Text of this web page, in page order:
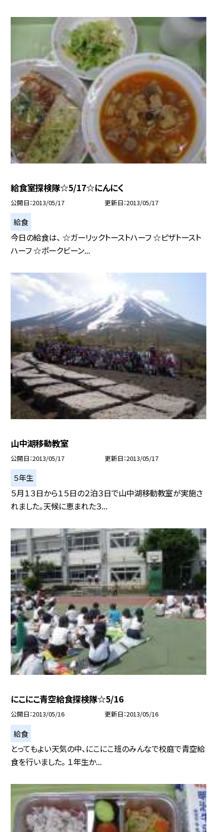
給食室探検隊☆5/17☆にんにく
公開日 2013/05/17 更新日 2013/05/17
給食
今日の給食は、 ☆ガーリックトーストハーフ ☆ピザトースト
ハーフ ☆ポークビーン...
山中湖移動教室
公開日 2013/05/17 更新日 2013/05/17
５年生
５月１３日から１５日の２泊３日で山中湖移動教室が実施さ
れました。天候に恵まれた３...
にこにこ青空給食探検隊☆5/16
公開日 2013/05/16 更新日 2013/05/16
給食
とってもよい天気の中、にこにこ班のみんなで校庭で青空給
食を行いました。 １年生か...